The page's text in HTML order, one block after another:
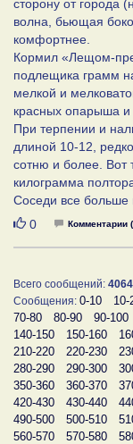
сторону от города
волна, бьющая
комфортнее.
Кормил «Лещом-
подлещика грамм
мелкой и
красных опарыша и
При терпении и
длиной 10-12,
сотню и более. Вот
килограмма
Соседи все больше
Нравится
0 Комментарии
Всего сообщений: 4064
Сообщения: 0-10 10-
70-80
80-90 90-100
140-150
150-160
210-220
220-230
280-290
290-300
350-360
360-370
420-430
430-440
490-500
500-510
560-570
570-580